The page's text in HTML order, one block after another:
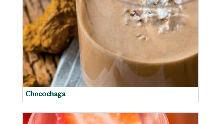
Chocochaga